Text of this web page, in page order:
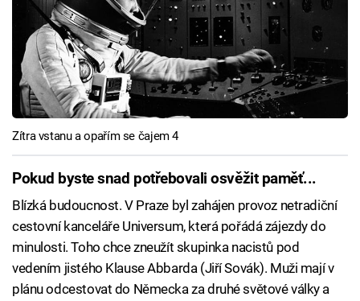
Zítra vstanu a opařím se čajem 4
Pokud byste snad potřebovali osvěžit paměť...
Blízká budoucnost. V Praze byl zahájen provoz netradiční
cestovní kanceláře Universum, která pořádá zájezdy do
minulosti. Toho chce zneužít skupinka nacistů pod
vedením jistého Klause Abbarda (Jiří Sovák). Muži mají v
plánu odcestovat do Německa za druhé světové války a